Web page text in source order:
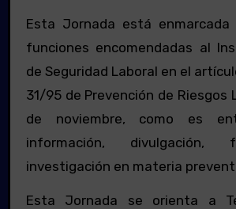
Esta Jornada está
funciones encomendadas al
de Seguridad Laboral en el
31/95 de Prevención de Riesgos
de noviembre, como es
información, divulgación,
investigación en materia
Esta Jornada se orienta a